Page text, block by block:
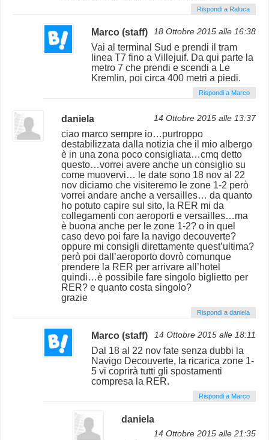
Rispondi a Raluca
Marco (staff) 18 Ottobre 2015 alle 16:38
Vai al terminal Sud e prendi il tram
linea T7 fino a Villejuif. Da qui parte la
metro 7 che prendi e scendi a Le
Kremlin, poi circa 400 metri a piedi.
Rispondi a Marco
daniela 14 Ottobre 2015 alle 13:37
ciao marco sempre io…purtroppo
destabilizzata dalla notizia che il mio albergo
è in una zona poco consigliata…cmq detto
questo…vorrei avere anche un consiglio su
come muovervi… le date sono 18 nov al 22
nov diciamo che visiteremo le zone 1-2 però
vorrei andare anche a versailles… da quanto
ho potuto capire sul sito, la RER mi da
collegamenti con aeroporti e versailles…ma
è buona anche per le zone 1-2? o in quel
caso devo poi fare la navigo decouverte?
oppure mi consigli direttamente quest’ultima?
però poi dall’aeroporto dovrò comunque
prendere la RER per arrivare all’hotel
quindi…è possibile fare singolo biglietto per
RER? e quanto costa singolo?
grazie
Rispondi a daniela
Marco (staff) 14 Ottobre 2015 alle 18:11
Dal 18 al 22 nov fate senza dubbi la
Navigo Decouverte, la ricarica zone 1-
5 vi coprirà tutti gli spostamenti
compresa la RER.
Rispondi a Marco
daniela
14 Ottobre 2015 alle 21:35